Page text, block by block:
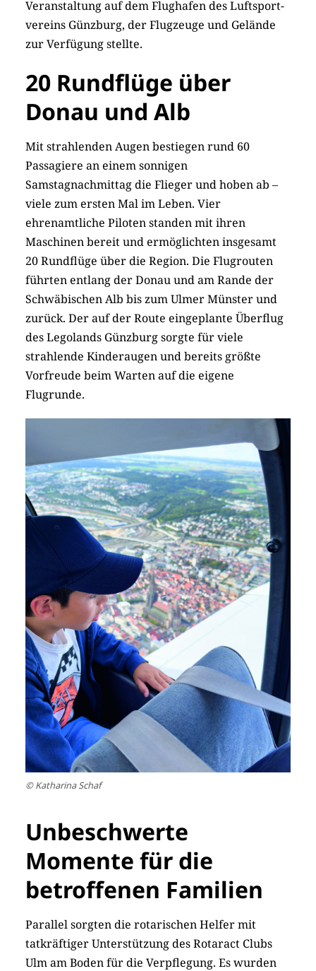
Veranstaltung auf dem Flughafen des Luftsport-
vereins Günzburg, der Flugzeuge und Gelände
zur Verfügung stellte.
20 Rundflüge über
Donau und Alb
Mit strahlenden Augen bestiegen rund 60
Passagiere an einem sonnigen
Samstagnachmittag die Flieger und hoben ab –
viele zum ersten Mal im Leben. Vier
ehrenamtliche Piloten standen mit ihren
Maschinen bereit und ermöglichten insgesamt
20 Rundflüge über die Region. Die Flugrouten
führten ­entlang der Donau und am Rande der
Schwäbischen Alb bis zum Ulmer Münster und
zurück. Der auf der Route eingeplante Überflug
des Legolands Günzburg ­sorgte für viele
strahlende Kinderaugen und bereits größte
Vorfreude beim Warten auf die eigene
Flugrunde.
© Katharina Schaf
Unbeschwerte
Momente für die
betroffenen Familien
Parallel sorgten die rotarischen Helfer mit
tatkräftiger Unterstützung des Rotaract Clubs
Ulm am Boden für die Verpflegung. Es wurden